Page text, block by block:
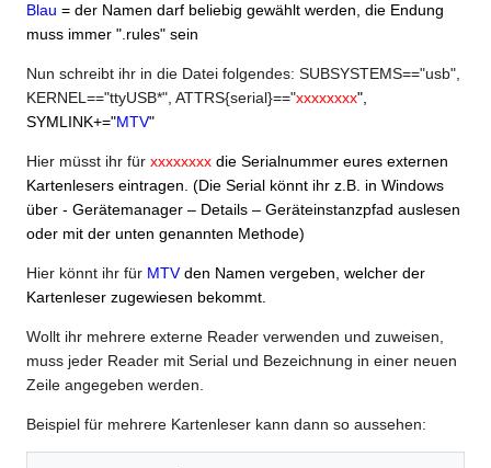
Blau = der Namen darf beliebig gewählt werden, die Endung
muss immer ".rules" sein
Nun schreibt ihr in die Datei folgendes: SUBSYSTEMS=="usb",
KERNEL=="ttyUSB*", ATTRS{serial}=="xxxxxxxx",
SYMLINK+="MTV"
Hier müsst ihr für xxxxxxxx die Serialnummer eures externen
Kartenlesers eintragen. (Die Serial könnt ihr z.B. in Windows
über - Gerätemanager – Details – Geräteinstanzpfad auslesen
oder mit der unten genannten Methode)
Hier könnt ihr für MTVden Namen vergeben, welcher der
Kartenleser zugewiesen bekommt.
Wollt ihr mehrere externe Reader verwenden und zuweisen,
muss jeder Reader mit Serial und Bezeichnung in einer neuen
Zeile angegeben werden.
Beispiel für mehrere Kartenleser kann dann so aussehen: